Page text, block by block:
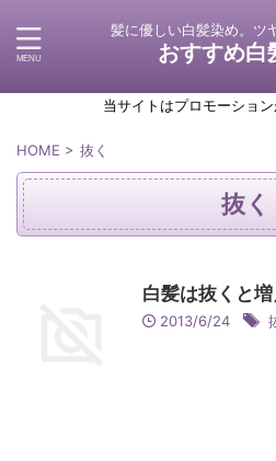
髪に優しい白髪染め。ツ
おすすめ白
当サイトはプロモーショ
HOME > 抜く
抜く
白髪は抜くと増
2013/6/24